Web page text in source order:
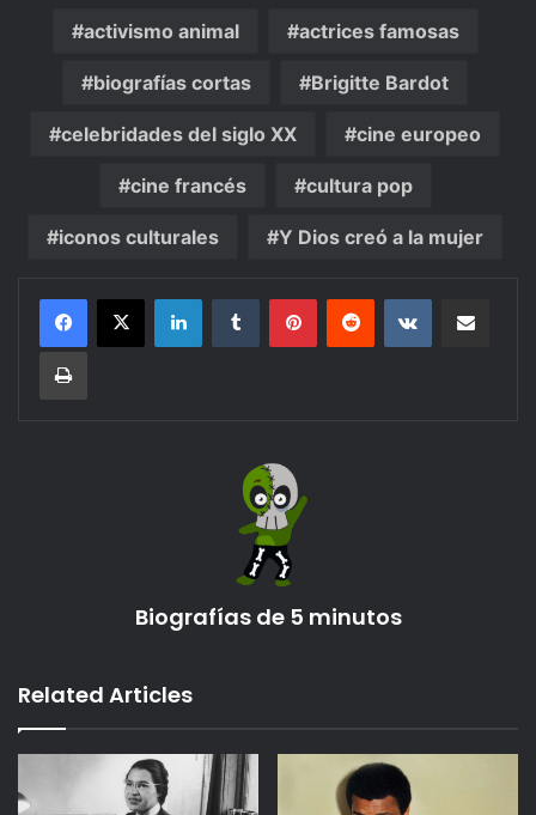
activismo animal actrices famosas
biografías cortas Brigitte Bardot
celebridades del siglo XX cine europeo
cine francés cultura pop
iconos culturales Y Dios creó a la mujer
LinkedInTumblr PinterestReddit VKontakte
Print
Biografías de 5 minutos
Related Articles